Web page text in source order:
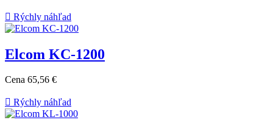
 Rýchly náhľad
Elcom KC-1200
Cena 65,56 €
 Rýchly náhľad